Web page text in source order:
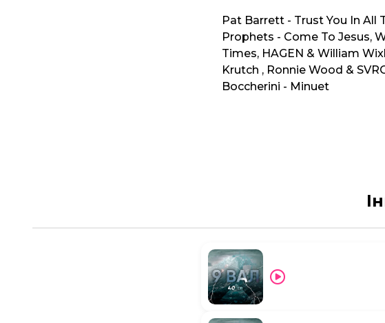
Pat Barrett - Trust You In All
Prophets - Come To Jesus,
Times, HAGEN & William
Krutch , Ronnie Wood &
Boccherini - Minuet